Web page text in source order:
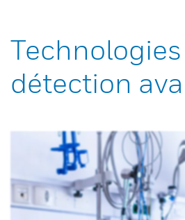
détection